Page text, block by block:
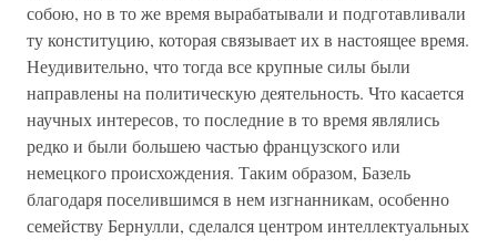
собою, но в то же время вырабатывали и подготавливали
ту конституцию, которая связывает их в настоящее время.
Неудивительно, что тогда все крупные силы были
направлены на политическую деятельность. Что касается
научных интересов, то последние в то время являлись
редко и были большею частью французского или
немецкого происхождения. Таким образом, Базель
благодаря поселившимся в нем изгнанникам, особенно
семейству Бернулли, сделался центром интеллектуальных